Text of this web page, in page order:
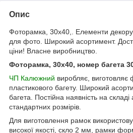
Опис
Фоторамка, 30х40,. Елементи
для фото. Широкий асортимент.
ціни! Власне виробництво.
Фоторамка, 30х40, номер багета
ЧП Калюжний виробляє, виготовляє
пластикового багету. Широкий
багета. Постійна наявність на
стандартних розмірів.
Для виготовлення рамок
високої якості, скло 2 мм, рамки